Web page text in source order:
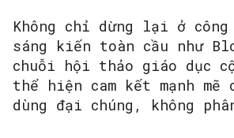
Không chỉ dừng lại ở
sáng kiến toàn cầu như
chuỗi hội thảo giáo dục
thể hiện cam kết mạnh
dùng đại chúng, không